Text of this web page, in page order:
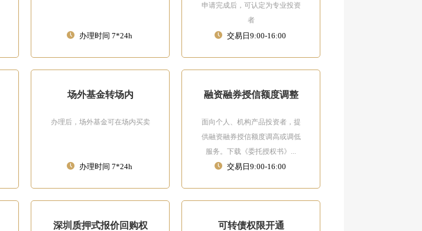
办理时间 7*24h
申请完成后，可认定为专业投资
者
交易日9:00-16:00
场外基金转场内
办理后，场外基金可在场内买卖
办理时间 7*24h
融资融券授信额度调整
面向个人、机构产品投资者，提
供融资融券授信额度调高或调低
服务。下载《委托授权书》...
交易日9:00-16:00
深圳质押式报价回购权
可转债权限开通